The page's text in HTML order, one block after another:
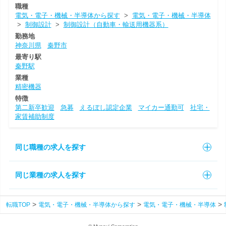
職種
電気・電子・機械・半導体から探す > 電気・電子・機械・半導体
> 制御設計> 制御設計（自動車・輸送用機器系）
勤務地
神奈川県
秦野市
最寄り駅
秦野駅
業種
精密機器
特徴
第二新卒歓迎
急募 えるぼし認定企業 マイカー通勤可
社宅・
家賃補助制度
同じ職種の求人を探す
同じ業種の求人を探す
転職TOP 電気・電子・機械・半導体から探す 電気・電子・機械・半導体